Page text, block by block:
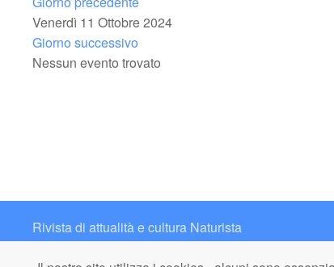
Venerdì 11 Ottobre 2024
Giorno successivo
Nessun evento trovato
Rivista di attualità e cultura Naturista
Contatto: redazione@italianaturista.it